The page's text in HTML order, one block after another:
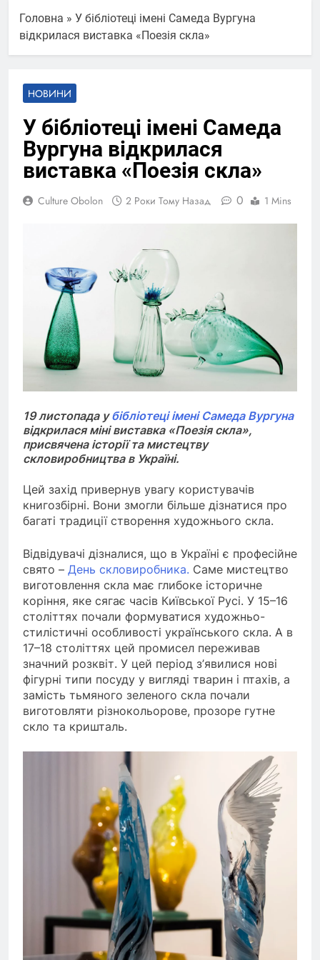
Головна » У бібліотеці імені Самеда Вургуна
відкрилася виставка «Поезія скла»
НОВИНИ
У бібліотеці імені Самеда
Вургуна відкрилася
виставка «Поезія скла»
Culture Obolon 2 Роки Тому Назад 0 1 Mins
19 листопада убібліотеці імені Самеда Вургуна
відкрилася міні виставка «Поезія скла»,
присвячена історії та мистецтву
скловиробництва в Україні.
Цей захід привернув увагу користувачів
книгозбірні. Вони змогли більше дізнатися про
багаті традиції створення художнього скла.
Відвідувачі дізналися, що в Україні є професійне
свято – День скловиробника. Саме мистецтво
виготовлення скла має глибоке історичне
коріння, яке сягає часів Київської Русі. У 15–16
століттях почали формуватися художньо-
стилістичні особливості українського скла. А в
17–18 століттях цей промисел переживав
значний розквіт. У цей період з’явилися нові
фігурні типи посуду у вигляді тварин і птахів, а
замість тьмяного зеленого скла почали
виготовляти різнокольорове, прозоре гутне
скло та кришталь.